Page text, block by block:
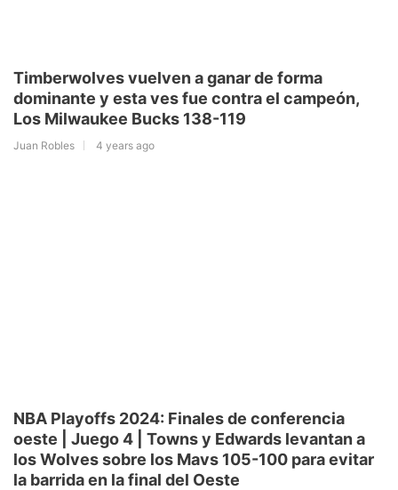
Timberwolves vuelven a ganar de forma
dominante y esta ves fue contra el campeón,
Los Milwaukee Bucks 138-119
Juan Robles 4 years ago
NBA Playoffs 2024: Finales de conferencia
oeste | Juego 4 | Towns y Edwards levantan a
los Wolves sobre los Mavs 105-100 para evitar
la barrida en la final del Oeste